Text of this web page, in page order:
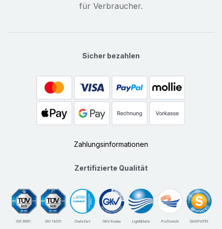
für Verbraucher.
Sicher bezahlen
Zahlungsinformationen
Zertifizierte Qualität